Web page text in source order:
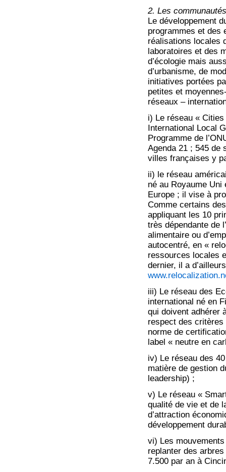
2. Les
Le développement
programmes et des
réalisations locales
laboratoires et des
d’écologie mais
d’urbanisme, de
initiatives portées
petites et
réseaux –
i) Le réseau «
International Local
Programme de
Agenda 21 ; 545 de
villes françaises y
ii) le réseau
né au Royaume
Europe ; il vise à
Comme certains
appliquant les 10
très dépendante de
alimentaire ou
autocentré, en «
ressources locales
dernier, il a
iii) Le réseau des
international né en
qui doivent adhérer
respect des critères
norme de
label « neutre en
iv) Le réseau des
matière de gestion
leadership) ;
v) Le réseau «
qualité de vie et de
d’attraction
développement
vi) Les
replanter des
7.500 par an à